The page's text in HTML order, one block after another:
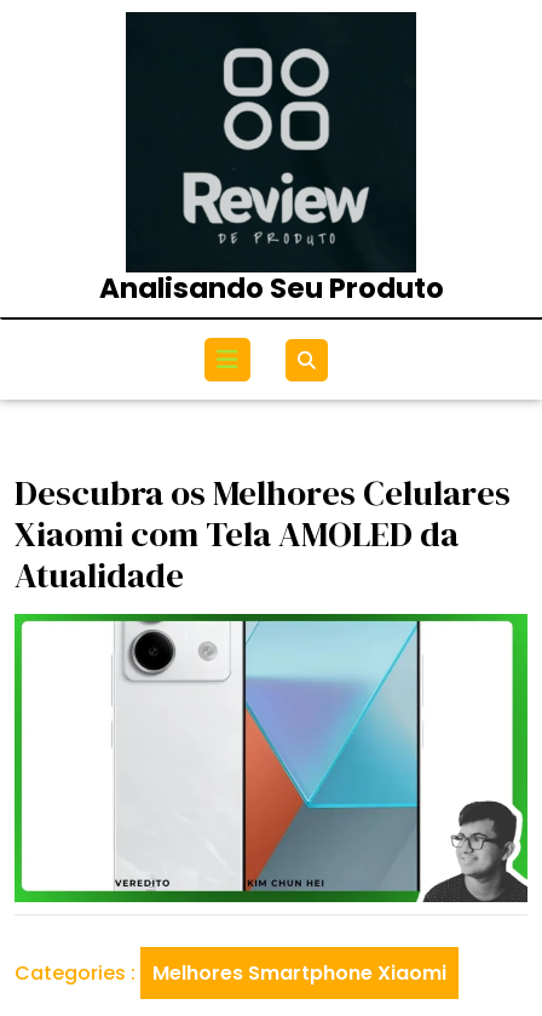
Analisando Seu Produto
Open
Menu
Descubra os Melhores Celulares
Xiaomi com Tela AMOLED da
Atualidade
Categories : Melhores Smartphone Xiaomi